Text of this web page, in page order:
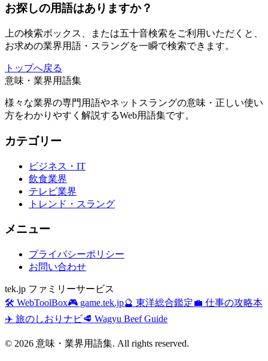
お探しの用語はありますか？
上の検索ボックス、または五十音検索をご利用いただくと、
お求めの業界用語・スラングを一瞬で検索できます。
トップへ戻る
意味・業界用語集
様々な業界の専門用語やネットスラングの意味・正しい使い
方をわかりやすく解説するWeb用語集です。
カテゴリー
ビジネス・IT
飲食業界
テレビ業界
トレンド・スラング
メニュー
プライバシーポリシー
お問い合わせ
tek.jp ファミリーサービス
🛠️ WebToolBox🎮 game.tek.jp🔮 東洋総合鑑定💼 仕事の攻略本
✈️ 旅のしおりナビ🥩 Wagyu Beef Guide
© 2026 意味・業界用語集. All rights reserved.